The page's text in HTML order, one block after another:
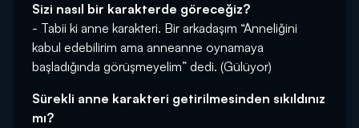
Sizi nasıl bir karakterde göreceğiz?
- Tabii ki anne karakteri. Bir arkadaşım “Anneliğini
kabul edebilirim ama anneanne oynamaya
başladığında görüşmeyelim” dedi. (Gülüyor)
Sürekli anne karakteri getirilmesinden sıkıldınız
mı?